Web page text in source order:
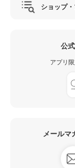
ショップ
公
アプリ
メールマ